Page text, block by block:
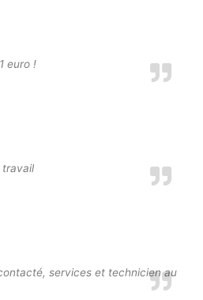
euro !
travail
services et technicien au